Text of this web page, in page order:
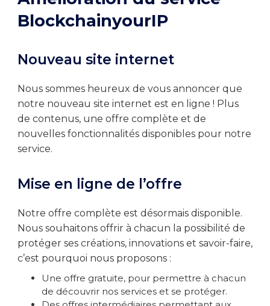
BlockchainyourIP
Nouveau site internet
Nous sommes heureux de vous annoncer que
notre nouveau site internet est en ligne ! Plus
de contenus, une offre complète et de
nouvelles fonctionnalités disponibles pour notre
service.
Mise en ligne de l’offre
Notre offre complète est désormais disponible.
Nous souhaitons offrir à chacun la possibilité de
protéger ses créations, innovations et savoir-faire,
c’est pourquoi nous proposons :
Une offre gratuite, pour permettre à chacun
de découvrir nos services et se protéger.